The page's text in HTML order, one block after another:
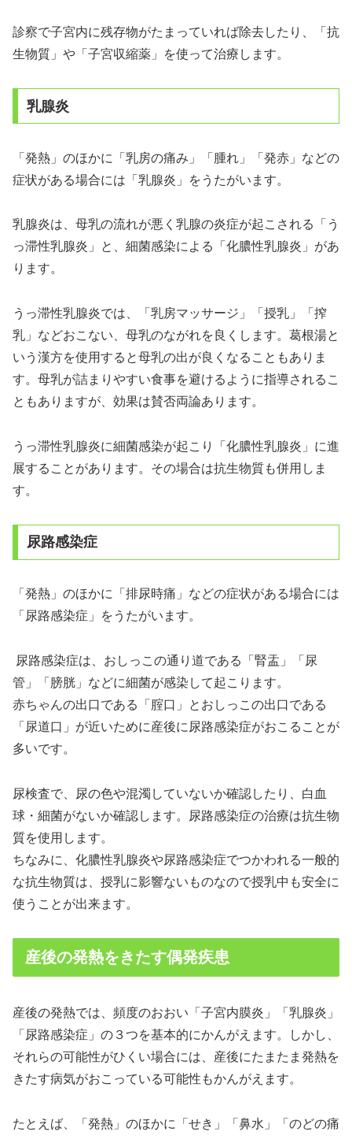
診察で子宮内に残存物がたまっていれば除去したり、「抗
生物質」や「子宮収縮薬」を使って治療します。
乳腺炎
「発熱」のほかに「乳房の痛み」「腫れ」「発赤」などの
症状がある場合には「乳腺炎」をうたがいます。
乳腺炎は、母乳の流れが悪く乳腺の炎症が起こされる「う
っ滞性乳腺炎」と、細菌感染による「化膿性乳腺炎」があ
ります。
うっ滞性乳腺炎では、「乳房マッサージ」「授乳」「搾
乳」などおこない、母乳のながれを良くします。葛根湯と
いう漢方を使用すると母乳の出が良くなることもありま
す。母乳が詰まりやすい食事を避けるように指導されるこ
ともありますが、効果は賛否両論あります。
うっ滞性乳腺炎に細菌感染が起こり「化膿性乳腺炎」に進
展することがあります。その場合は抗生物質も併用しま
す。
尿路感染症
「発熱」のほかに「排尿時痛」などの症状がある場合には
「尿路感染症」をうたがいます。
尿路感染症は、おしっこの通り道である「腎盂」「尿
管」「膀胱」などに細菌が感染して起こります。
赤ちゃんの出口である「腟口」とおしっこの出口である
「尿道口」が近いために産後に尿路感染症がおこることが
多いです。
尿検査で、尿の色や混濁していないか確認したり、白血
球・細菌がないか確認します。尿路感染症の治療は抗生物
質を使用します。
ちなみに、化膿性乳腺炎や尿路感染症でつかわれる一般的
な抗生物質は、授乳に影響ないものなので授乳中も安全に
使うことが出来ます。
産後の発熱をきたす偶発疾患
産後の発熱では、頻度のおおい「子宮内膜炎」「乳腺炎」
「尿路感染症」の３つを基本的にかんがえます。しかし、
それらの可能性がひくい場合には、産後にたまたま発熱を
きたす病気がおこっている可能性もかんがえます。
たとえば、「発熱」のほかに「せき」「鼻水」「のどの痛